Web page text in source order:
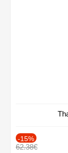
-15%
62.38€